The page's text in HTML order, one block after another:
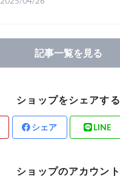
記事一覧を見る
ショップをシェアする
シェア LINE
ショップのアカウント